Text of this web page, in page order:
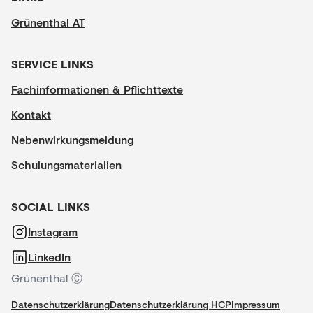
Grünenthal AT
SERVICE LINKS
Fachinformationen & Pflichttexte
Kontakt
Nebenwirkungsmeldung
Schulungsmaterialien
SOCIAL LINKS
Instagram
LinkedIn
Grünenthal Ⓒ
DatenschutzerklärungDatenschutzerklärung HCPImpressum